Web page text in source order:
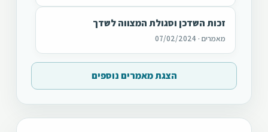
זכות השדכן וסגולת המצווה לשדך
מאמרים · 07/02/2024
הצגת מאמרים נוספים